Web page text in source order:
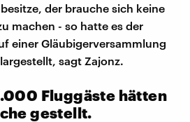
der brauche sich keine
machen - so hatte es der
einer Gläubigerversammlung
sagt Zajonz.
Fluggäste hätten
gestellt.